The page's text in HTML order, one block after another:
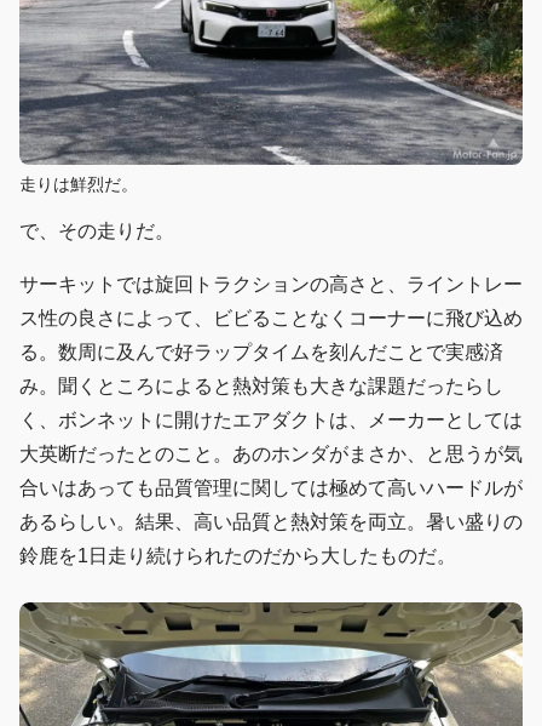
走りは鮮烈だ。
で、その走りだ。
サーキットでは旋回トラクションの高さと、ライントレー
ス性の良さによって、ビビることなくコーナーに飛び込め
る。数周に及んで好ラップタイムを刻んだことで実感済
み。聞くところによると熱対策も大きな課題だったらし
く、ボンネットに開けたエアダクトは、メーカーとしては
大英断だったとのこと。あのホンダがまさか、と思うが気
合いはあっても品質管理に関しては極めて高いハードルが
あるらしい。結果、高い品質と熱対策を両立。暑い盛りの
鈴鹿を1日走り続けられたのだから大したものだ。